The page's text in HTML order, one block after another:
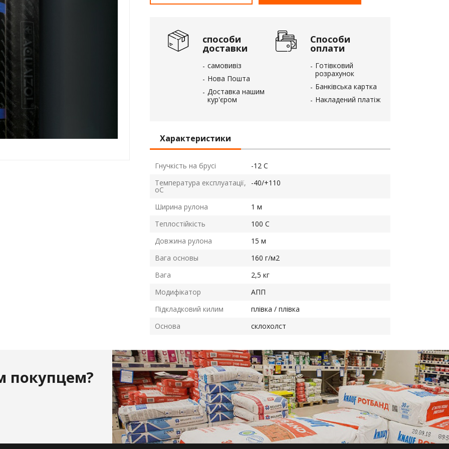
способи
доставки
самовивіз
Нова Пошта
Доставка нашим
кур'єром
Способи
оплати
Готівковий
розрахунок
Банківська картка
Накладений платіж
Характеристики
Гнучкість на брусі
-12 С
Температура експлуатації,
оС
-40/+110
Ширина рулона
1 м
Теплостійкість
100 С
Довжина рулона
15 м
Вага основы
160 г/м2
Вага
2,5 кг
Модифікатор
АПП
Підкладковий килим
плівка / плівка
Основа
склохолст
покупцем?